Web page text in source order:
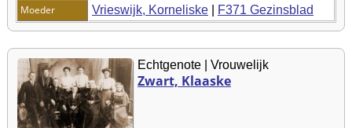
Moeder
Vrieswijk, Korneliske F371 Gezinsblad
Echtgenote | Vrouwelijk
Zwart, Klaaske